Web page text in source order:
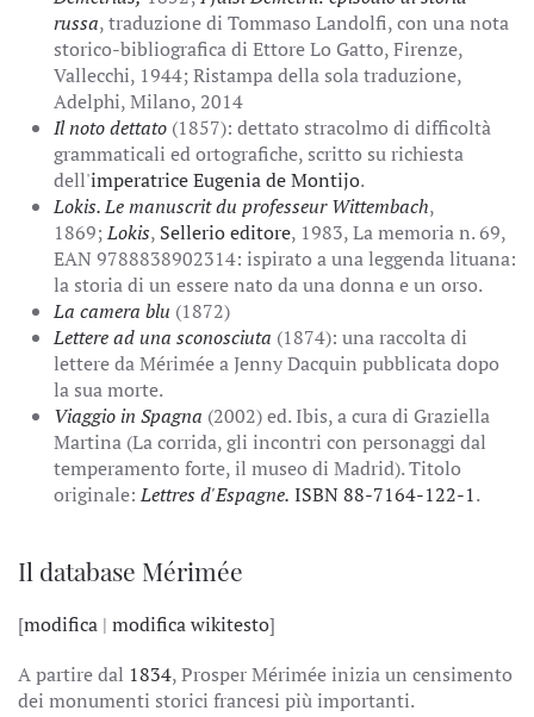
russa, traduzione di Tommaso Landolfi, con una nota
storico-bibliografica di Ettore Lo Gatto, Firenze,
Vallecchi, 1944; Ristampa della sola traduzione,
Adelphi, Milano, 2014
Il noto dettato (1857): dettato stracolmo di difficoltà
grammaticali ed ortografiche, scritto su richiesta
dell'imperatrice Eugenia de Montijo.
Lokis. Le manuscrit du professeur Wittembach,
1869;Lokis, Sellerio editore, 1983, La memoria n. 69,
EAN 9788838902314: ispirato a una leggenda lituana:
la storia di un essere nato da una donna e un orso.
La camera blu (1872)
Lettere ad una sconosciuta (1874): una raccolta di
lettere da Mérimée a Jenny Dacquin pubblicata dopo
la sua morte.
Viaggio in Spagna (2002) ed. Ibis, a cura di Graziella
Martina (La corrida, gli incontri con personaggi dal
temperamento forte, il museo di Madrid). Titolo
originale:Lettres d'Espagne. ISBN 88-7164-122-1.
Il database Mérimée
[modifica | modifica wikitesto]
A partire dal 1834, Prosper Mérimée inizia un censimento
dei monumenti storici francesi più importanti.